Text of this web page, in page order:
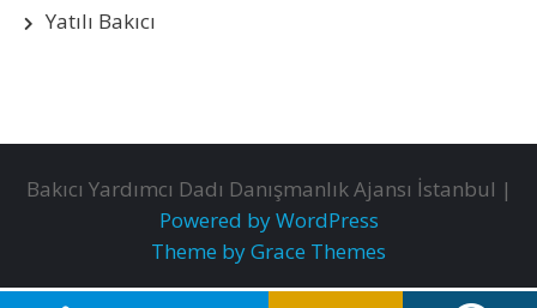
Yatılı Bakıcı
Bakıcı Yardımcı Dadı Danışmanlık Ajansı İstanbul |
Powered by WordPress
Theme by Grace Themes